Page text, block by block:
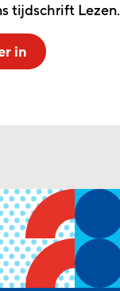
tijdschrift Lezen.
in